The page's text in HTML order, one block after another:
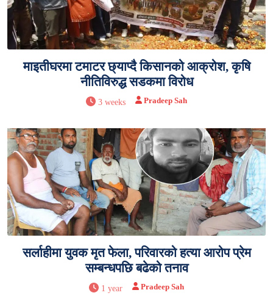
माइतीघरमा टमाटर छ्याप्दै किसानको आक्रोश, कृषि
नीतिविरुद्ध सडकमा विरोध
3 weeks Pradeep Sah
सर्लाहीमा युवक मृत फेला, परिवारको हत्या आरोप प्रेम
सम्बन्धपछि बढेको तनाव
1 year Pradeep Sah